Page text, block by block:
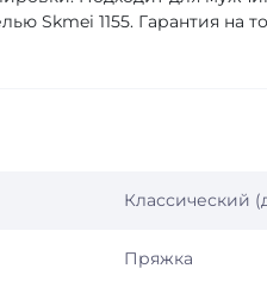
Skmei 1155. Гарантия на
Классический
Пряжка